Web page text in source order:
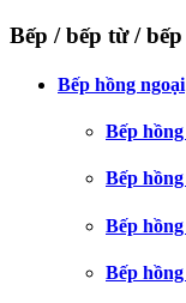
Bếp / bếp từ / bếp
Bếp hồng ngoại
Bếp
Bếp
Bếp
Bếp